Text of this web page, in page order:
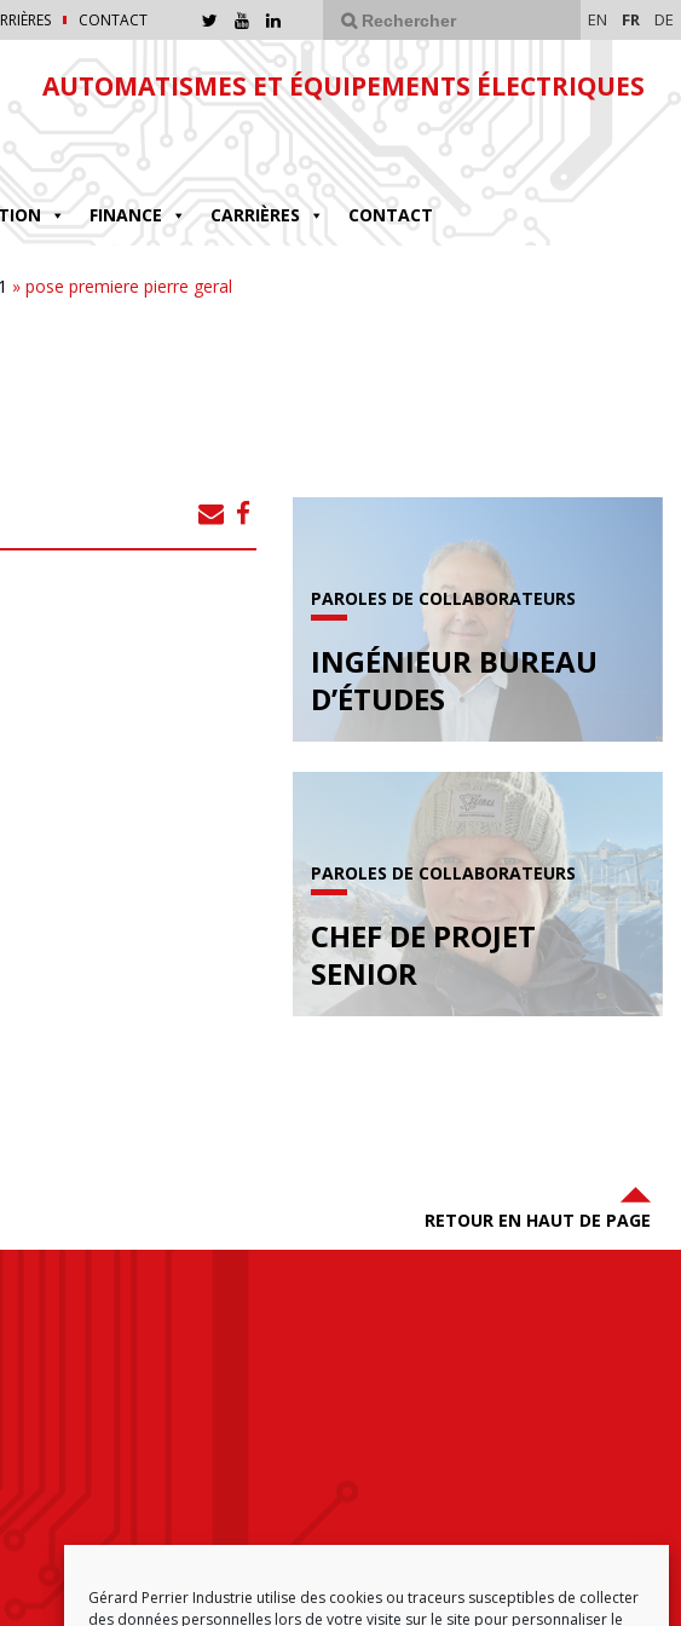
Gérard Perrier Industrie utilise des cookies ou traceurs susceptibles de collecter
des données personnelles lors de votre visite sur le site pour personnaliser le
CONTACT EN FR DE
AUTOMATISMES ET ÉQUIPEMENTS ÉLECTRIQUES
FINANCE CARRIÈRES CONTACT
» pose premiere pierre geral
PAROLES DE COLLABORATEURS
INGÉNIEUR BUREAU
D’ÉTUDES
PAROLES DE COLLABORATEURS
CHEF DE PROJET
SENIOR
RETOUR EN HAUT DE PAGE